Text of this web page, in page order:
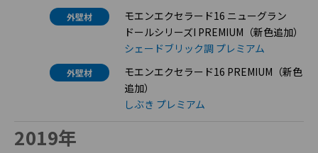
外壁材
モエンエクセラード16 ニューグラン
ドールシリーズI PREMIUM（新色追加）
シェードブリック調 プレミアム
外壁材
モエンエクセラード16 PREMIUM（新色
追加）
しぶき プレミアム
2019年